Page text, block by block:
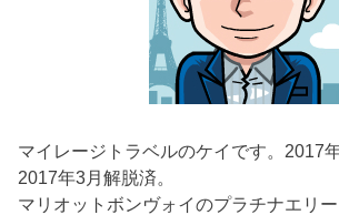
マイレージトラベルのケイです。2017
2017年3月解脱済。
マリオットボンヴォイのプラチナエリ